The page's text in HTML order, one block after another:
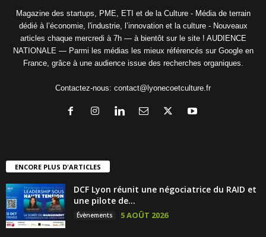
Magazine des startups, PME, ETI et de la Culture - Média de terrain
dédié à l’économie, l'industrie, l’innovation et la culture - Nouveaux
articles chaque mercredi à 7h — à bientôt sur le site ! AUDIENCE
NATIONALE — Parmi les médias les mieux référencés sur Google en
France, grâce à une audience issue des recherches organiques.
Contactez-nous: contact@lyonecoetculture.fr
ENCORE PLUS D'ARTICLES
DCF Lyon réunit une négociatrice du RAID et
une pilote de...
Évènements 5 AOÛT 2026